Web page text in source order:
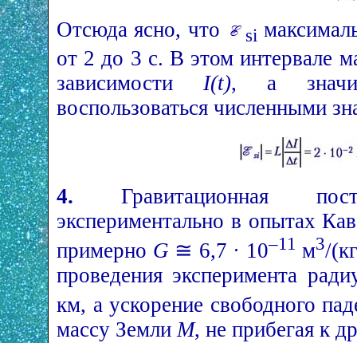
Отсюда ясно, что si
от 2 до 3 с. В этом интервале
зависимости I(t), а
воспользоваться численными
4. Гравитационная
экспериментально в опытах
примерно G ≅ 6,7 · 10–11 м3/
проведения эксперимента
км, а ускорение свободного
массу ЗемлиM, не прибегая к